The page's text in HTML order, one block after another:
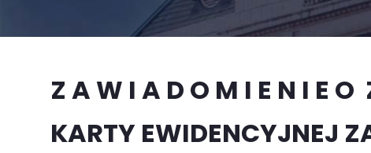
Z A W I A D O M I E N I E
KARTY EWIDENCYJNEJ